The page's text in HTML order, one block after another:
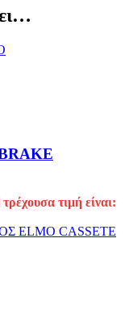
τιμή είναι: